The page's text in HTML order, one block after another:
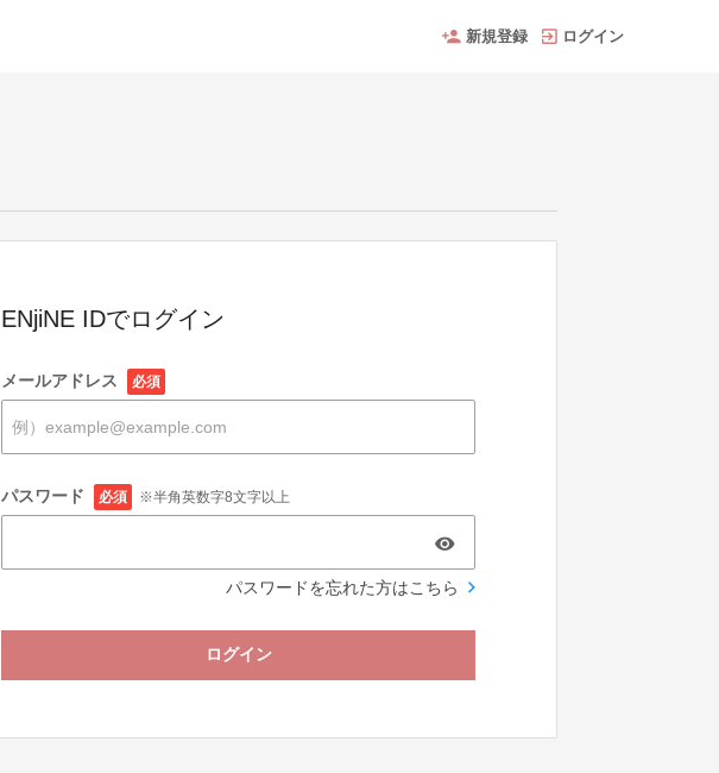
新規登録 ログイン
ENjiNE IDでログイン
メールアドレス 必須
パスワード 必須 ※半角英数字8文字以上
パスワードを忘れた方はこちら
ログイン